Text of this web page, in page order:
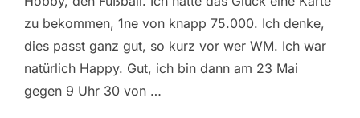
zu bekommen, 1ne von knapp 75.000. Ich denke,
dies passt ganz gut, so kurz vor wer WM. Ich war
natürlich Happy. Gut, ich bin dann am 23 Mai
gegen 9 Uhr 30 von …